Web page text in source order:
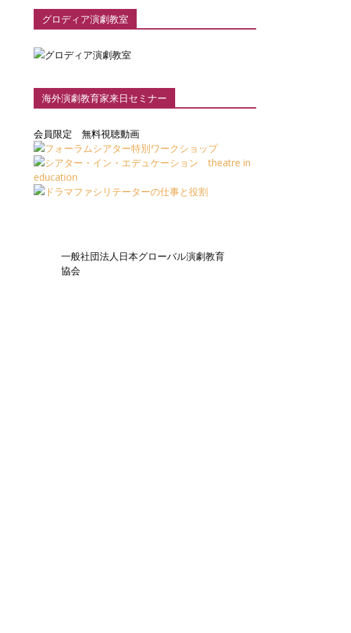
グロディア演劇教室
海外演劇教育家来日セミナー
会員限定 無料視聴動画
一般社団法人日本グローバル演劇教育
協会